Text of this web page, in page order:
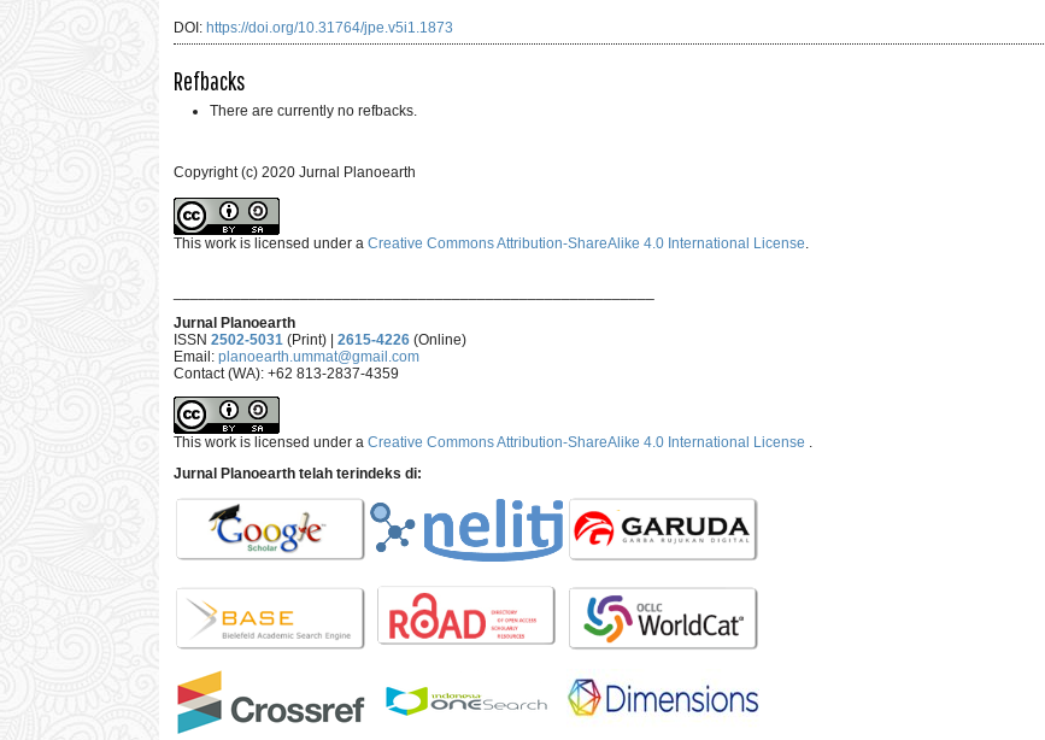
DOI: https://doi.org/10.31764/jpe.v5i1.1873
Refbacks
There are currently no refbacks.
Copyright (c) 2020 Jurnal Planoearth
This work is licensed under a Creative Commons Attribution-ShareAlike 4.0 International License
Jurnal Planoearth
ISSN 2502-5031 (Print) | 2615-4226 (Online)
Email: planoearth.ummat@gmail.com
Contact (WA): +62 813-2837-4359
This work is licensed under a Creative Commons Attribution-ShareAlike 4.0 International License
Jurnal Planoearth telah terindeks di: